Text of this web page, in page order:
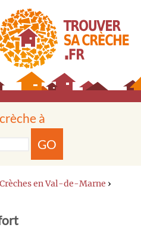
à
GO
Crèches en Val-de-Marne ›